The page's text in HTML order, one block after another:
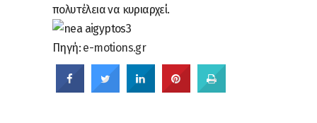
πολυτέλεια να κυριαρχεί.
Πηγή: e-motions.gr